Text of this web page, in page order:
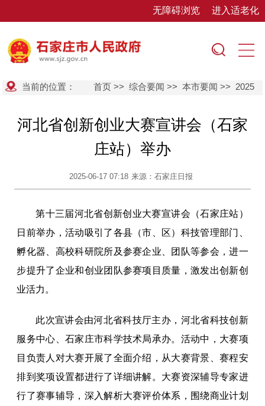
无障碍浏览 进入适老化
当前的位置： 首页 >>综合要闻 >>本市要闻 >> 2025
河北省创新创业大赛宣讲会（石家
庄站）举办
2025-06-17 07:18 来源：石家庄日报
第十三届河北省创新创业大赛宣讲会（石家庄站）
日前举办，活动吸引了各县（市、区）科技管理部门、
孵化器、高校科研院所及参赛企业、团队等参会，进一
步提升了企业和创业团队参赛项目质量，激发出创新创
业活力。
此次宣讲会由河北省科技厅主办，河北省科技创新
服务中心、石家庄市科学技术局承办。活动中，大赛项
目负责人对大赛开展了全面介绍，从大赛背景、赛程安
排到奖项设置都进行了详细讲解。大赛资深辅导专家进
行了赛事辅导，深入解析大赛评价体系，围绕商业计划